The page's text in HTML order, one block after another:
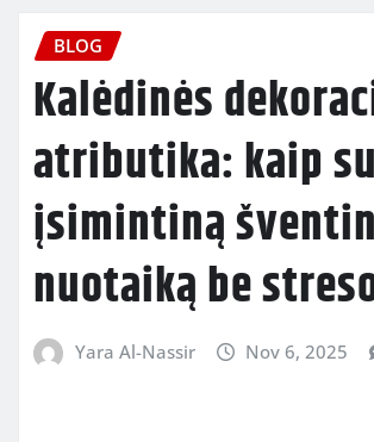
BLOG
Kalėdinės
atributika: kaip
įsimintiną
nuotaiką be
Yara Al-Nassir Nov 6, 2025